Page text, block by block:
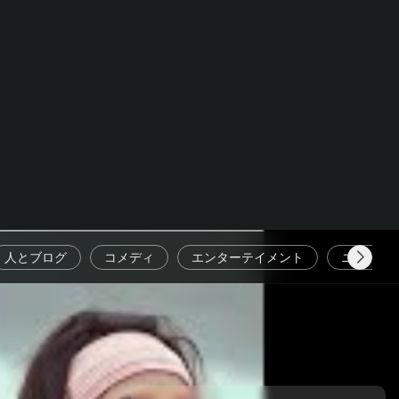
人とブログ コメディ エンターテイメント ニュース